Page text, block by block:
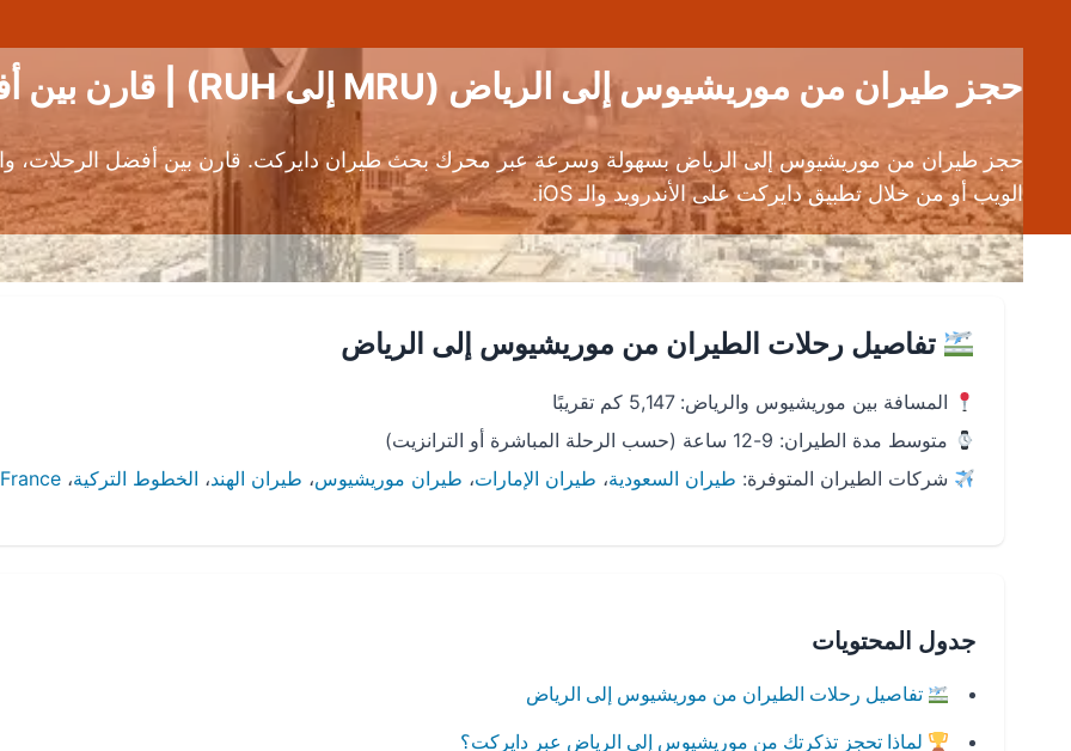
حجز طيران من موريشيوس إلى الرياض (MRU إلى RUH) | قارن بين أفضل الرحلات
حجز طيران من موريشيوس إلى الرياض بسهولة وسرعة عبر محرك بحث طيران دايركت. قارن بين أفضل الرحلات،
الويب أو من خلال تطبيق دايركت على الأندرويد والـ iOS.
تفاصيل رحلات الطيران من موريشيوس إلى الرياض
المسافة بين موريشيوس والرياض: 5,147 كم تقريبًا
متوسط مدة الطيران: 9-12 ساعة (حسب الرحلة المباشرة أو الترانزيت)
شركات الطيران المتوفرة: طيران السعودية، طيران الإمارات، طيران موريشيوس، طيران الهند، الخطوط التركية،
جدول المحتويات
تفاصيل رحلات الطيران من موريشيوس إلى الرياض
لماذا تحجز تذكرتك من موريشيوس إلى الرياض عبر دايركت؟